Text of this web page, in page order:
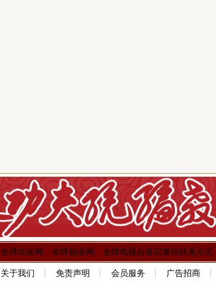
全球功夫网、全球创业网、全球电视台各记者站联系方式
关于我们 免责声明 会员服务 广告招商